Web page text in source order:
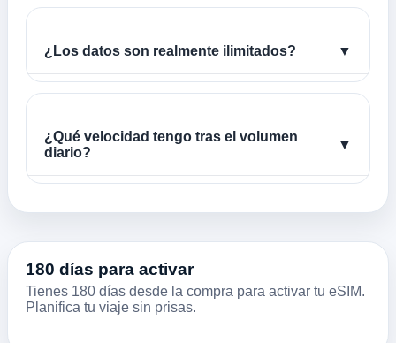
¿Los datos son realmente ilimitados? ▼
¿Qué velocidad tengo tras el volumen
diario?
▼
180 días para activar
Tienes 180 días desde la compra para activar tu eSIM.
Planifica tu viaje sin prisas.